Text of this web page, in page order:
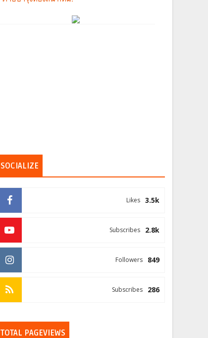
SOCIALIZE
3.5k
Likes
2.8k
Subscribes
849
Followers
286
Subscribes
TOTAL PAGEVIEWS